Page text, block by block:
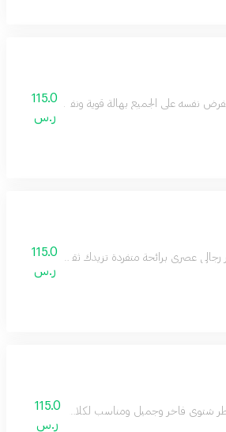
نفسه على الجميع بهالة قوية ونفاذة تسحر كل
115.0
ر.س
رجالي عصري برائحة متفردة تزيدك ثقة وأناقة تفوق
115.0
ر.س
شتوي فاخر وجميل ومناسب لكلا الجنسين عطر
115.0
ر.س